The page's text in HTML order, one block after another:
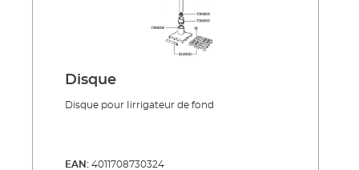
Disque
Disque pour Iirrigateur de fond
EAN: 4011708730324